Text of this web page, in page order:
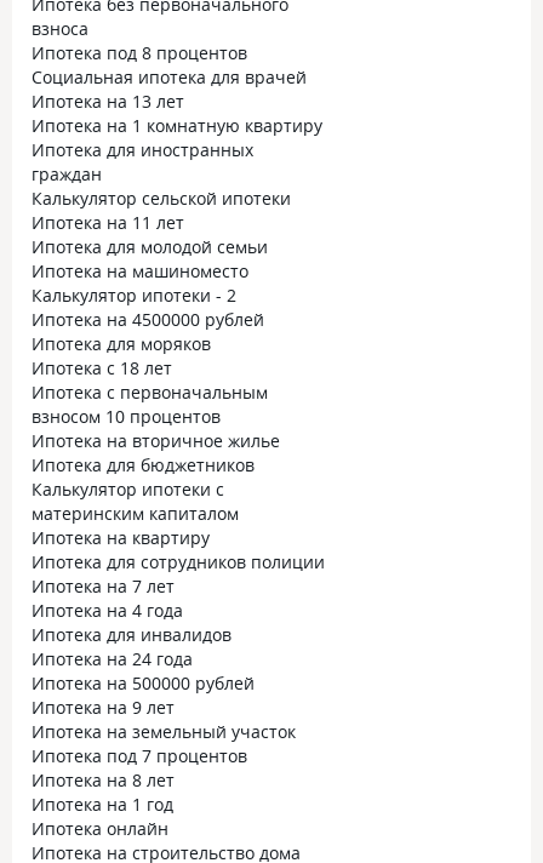
взноса
Ипотека под 8 процентов
Социальная ипотека для врачей
Ипотека на 13 лет
Ипотека на 1 комнатную квартиру
Ипотека для иностранных
граждан
Калькулятор сельской ипотеки
Ипотека на 11 лет
Ипотека для молодой семьи
Ипотека на машиноместо
Калькулятор ипотеки - 2
Ипотека на 4500000 рублей
Ипотека для моряков
Ипотека с 18 лет
Ипотека с первоначальным
взносом 10 процентов
Ипотека на вторичное жилье
Ипотека для бюджетников
Калькулятор ипотеки с
материнским капиталом
Ипотека на квартиру
Ипотека для сотрудников полиции
Ипотека на 7 лет
Ипотека на 4 года
Ипотека для инвалидов
Ипотека на 24 года
Ипотека на 500000 рублей
Ипотека на 9 лет
Ипотека на земельный участок
Ипотека под 7 процентов
Ипотека на 8 лет
Ипотека на 1 год
Ипотека онлайн
Ипотека на строительство дома